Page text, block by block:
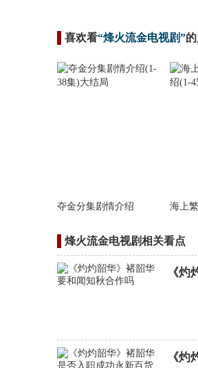
喜欢看“烽火流金电视剧”
夺金分集剧情介绍 海上
烽火流金电视剧相关看点
《
《